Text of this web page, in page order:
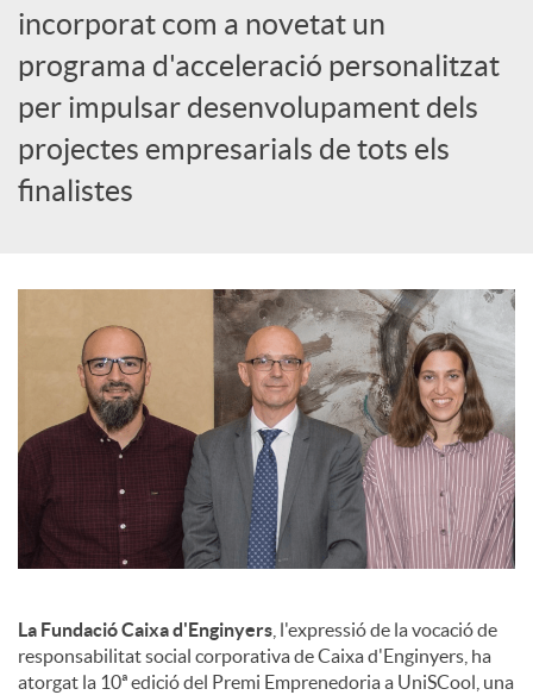
o
c
i
s
incorporat com a novetat un
programa d'acceleració personalitzat
per impulsar desenvolupament dels
projectes empresarials de tots els
finalistes
La Fundació Caixa d'Enginyers , l'expressió de la vocació de
responsabilitat social corporativa de Caixa d'Enginyers, ha
atorgat la 10ª edició del Premi Emprenedoria a UniSCool, una